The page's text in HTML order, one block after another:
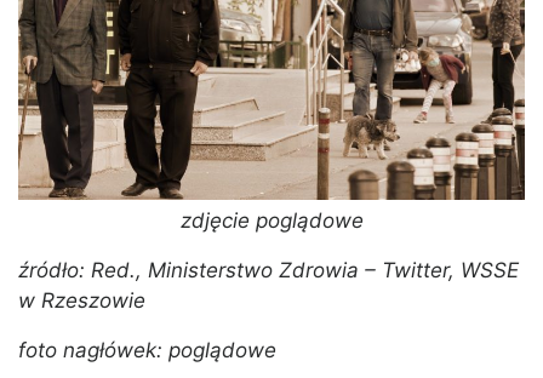
zdjęcie poglądowe
źródło: Red., Ministerstwo Zdrowia – Twitter, WSSE
w Rzeszowie
foto nagłówek: poglądowe